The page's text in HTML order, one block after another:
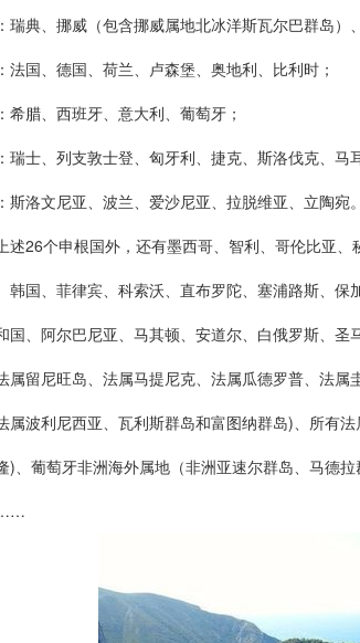
瑞典、挪威（包含挪威属地北冰洋斯瓦尔巴群岛）
法国、德国、荷兰、卢森堡、奥地利、比利时；
希腊、西班牙、意大利、葡萄牙；
瑞士、列支敦士登、匈牙利、捷克、斯洛伐克、马
斯洛文尼亚、波兰、爱沙尼亚、拉脱维亚、立陶宛。
述26个申根国外，还有墨西哥、智利、哥伦比亚
韩国、菲律宾、科索沃、直布罗陀、塞浦路斯、
国、阿尔巴尼亚、马其顿、安道尔、白俄罗斯、
属留尼旺岛、法属马提尼克、法属瓜德罗普、法
属波利尼西亚、瓦利斯群岛和富图纳群岛)、所有
)、葡萄牙非洲海外属地（非洲亚速尔群岛、马德